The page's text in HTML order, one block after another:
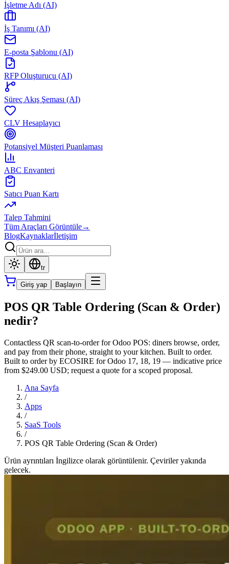
İşletme Adı (AI)
İş Tanımı (AI)
E-posta Şablonu (AI)
RFP Oluşturucu (AI)
Süreç Akış Şeması (AI)
CLV Hesaplayıcı
Potansiyel Müşteri Puanlaması
ABC Envanteri
Satıcı Puan Kartı
Talep Tahmini
Tüm Araçları Görüntüle→
BlogKaynaklarİletişim
tr
Giriş yap Başlayın
POS QR Table Ordering (Scan & Order)
nedir?
Contactless QR scan-to-order for Odoo POS: diners browse, order,
and pay from their phone, straight to your kitchen. Built to order.
Built to order by ECOSIRE for Odoo 17, 18, 19 — indicative price
from $249.00 USD; request a quote for a scoped proposal.
Ana Sayfa
/
Apps
/
SaaS Tools
/
POS QR Table Ordering (Scan & Order)
Ürün ayrıntıları İngilizce olarak görüntülenir. Çeviriler yakında
gelecek.